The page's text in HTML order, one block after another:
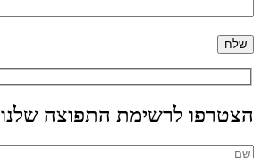
הצטרפו לרשימת התפוצה שלנו